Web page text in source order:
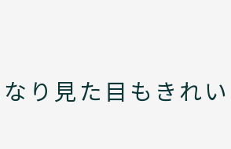
り見た目もきれい